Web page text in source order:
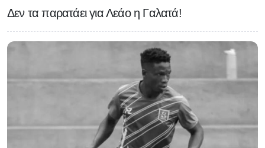
Δεν τα παρατάει για Λεάο η Γαλατά!